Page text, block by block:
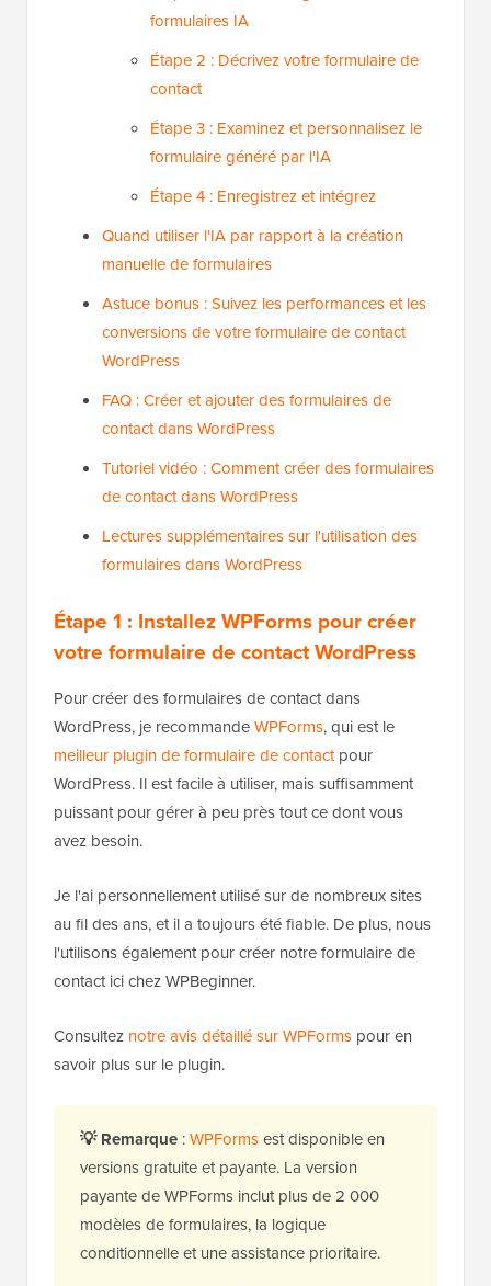
formulaires IA
Étape 2 : Décrivez votre formulaire de
contact
Étape 3 : Examinez et personnalisez le
formulaire généré par l'IA
Étape 4 : Enregistrez et intégrez
Quand utiliser l'IA par rapport à la création
manuelle de formulaires
Astuce bonus : Suivez les performances et les
conversions de votre formulaire de contact
WordPress
FAQ : Créer et ajouter des formulaires de
contact dans WordPress
Tutoriel vidéo : Comment créer des formulaires
de contact dans WordPress
Lectures supplémentaires sur l'utilisation des
formulaires dans WordPress
Étape 1 : Installez WPForms pour créer
votre formulaire de contact WordPress
Pour créer des formulaires de contact dans
WordPress, je recommandeWPForms, qui est le
meilleur plugin de formulaire de contactpour
WordPress. Il est facile à utiliser, mais suffisamment
puissant pour gérer à peu près tout ce dont vous
avez besoin.
Je l'ai personnellement utilisé sur de nombreux sites
au fil des ans, et il a toujours été fiable. De plus, nous
l'utilisons également pour créer notre formulaire de
contact ici chez WPBeginner.
Consultez notre avis détaillé sur WPForms pour en
savoir plus sur le plugin.
💡 Remarque :WPFormsest disponible en
versions gratuite et payante. La version
payante de WPForms inclut plus de 2 000
modèles de formulaires, la logique
conditionnelle et une assistance prioritaire.